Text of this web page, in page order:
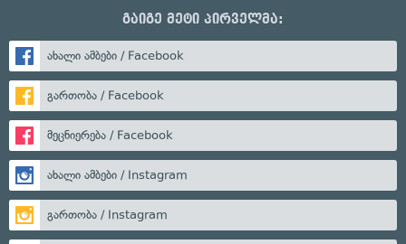
გაიგე მეტი პირველმა:
ახალი ამბები / Facebook
გართობა / Facebook
მეცნიერება / Facebook
ახალი ამბები / Instagram
გართობა / Instagram